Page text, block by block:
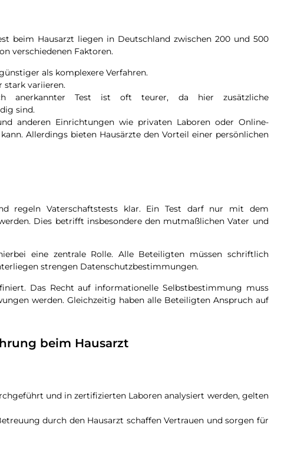
beim Hausarzt liegen in Deutschland zwischen 200 und 500
verschiedenen Faktoren.
als komplexere Verfahren.
stark variieren.
anerkannter Test ist oft teurer, da hier zusätzliche
sind.
anderen Einrichtungen wie privaten Laboren oder Online-
Allerdings bieten Hausärzte den Vorteil einer persönlichen
regeln Vaterschaftstests klar. Ein Test darf nur mit dem
Dies betrifft insbesondere den mutmaßlichen Vater und
eine zentrale Rolle. Alle Beteiligten müssen schriftlich
strengen Datenschutzbestimmungen.
Das Recht auf informationelle Selbstbestimmung muss
werden. Gleichzeitig haben alle Beteiligten Anspruch auf
beim Hausarzt
und in zertifizierten Laboren analysiert werden, gelten
durch den Hausarzt schaffen Vertrauen und sorgen für